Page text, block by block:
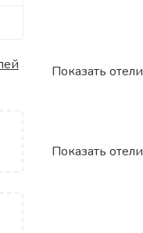
Показать отели
Показать отели